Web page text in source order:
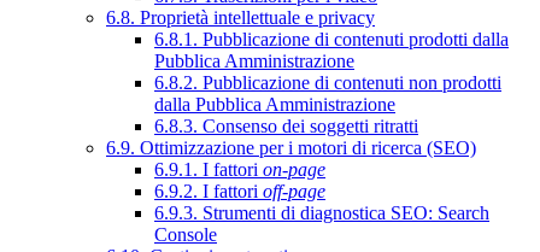
6.8. Proprietà intellettuale e privacy
6.8.1. Pubblicazione di contenuti prodotti dalla
Pubblica Amministrazione
6.8.2. Pubblicazione di contenuti non prodotti
dalla Pubblica Amministrazione
6.8.3. Consenso dei soggetti ritratti
6.9. Ottimizzazione per i motori di ricerca (SEO)
6.9.1. I fattori on-page
6.9.2. I fattori off-page
6.9.3. Strumenti di diagnostica SEO: Search
Console